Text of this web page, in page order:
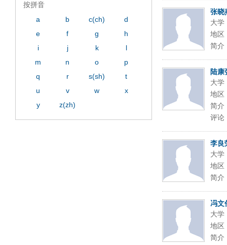
张晓
大学
地区
简介
陆康
大学
地区
简介
评论
李良
大学
地区
简介
冯文
大学
地区
简介
按拼音
a
b c(ch)
d
e
f g
h
i
j k
l
m
n o
p
q
r s(sh)
t
u
v w
x
y
z(zh)